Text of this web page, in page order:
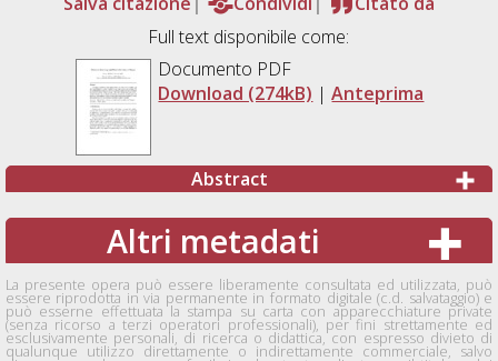
Full text disponibile come:
Documento PDF
Download (274kB) |Anteprima
Abstract
Altri metadati
La presente opera può essere liberamente consultata ed utilizzata, può
essere riprodotta in via permanente in formato digitale (c.d. salvataggio) e
può esserne effettuata la stampa su carta con apparecchiature private
(senza ricorso a terzi operatori professionali), per fini strettamente ed
esclusivamente personali, di ricerca o didattica, con espresso divieto di
qualunque utilizzo direttamente o indirettamente commerciale, salvo